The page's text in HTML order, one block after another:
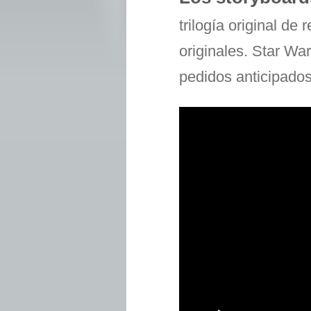
trilogía original de
originales. Star
pedidos